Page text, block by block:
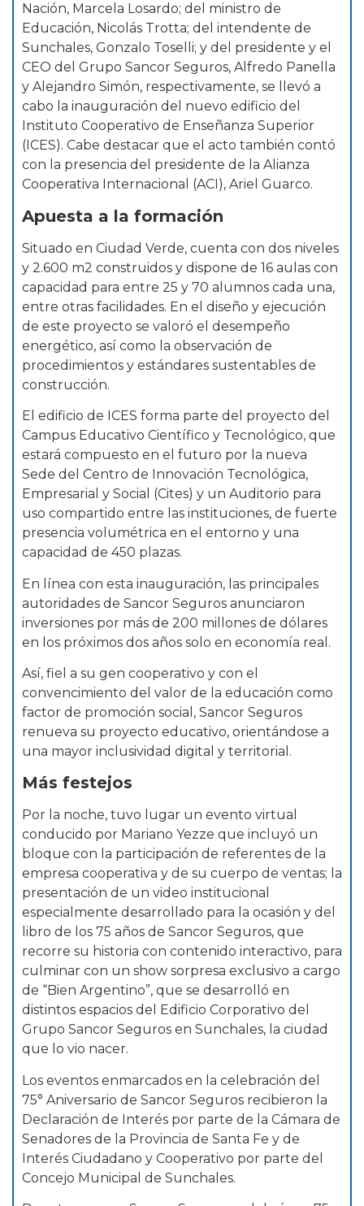
Nación, Marcela Losardo; del ministro de
Educación, Nicolás Trotta; del intendente de
Sunchales, Gonzalo Toselli; y del presidente y el
CEO del Grupo Sancor Seguros, Alfredo Panella
y Alejandro Simón, respectivamente, se llevó a
cabo la inauguración del nuevo edificio del
Instituto Cooperativo de Enseñanza Superior
(ICES). Cabe destacar que el acto también contó
con la presencia del presidente de la Alianza
Cooperativa Internacional (ACI), Ariel Guarco.
Apuesta a la formación
Situado en Ciudad Verde, cuenta con dos niveles
y 2.600 m2 construidos y dispone de 16 aulas con
capacidad para entre 25 y 70 alumnos cada una,
entre otras facilidades. En el diseño y ejecución
de este proyecto se valoró el desempeño
energético, así como la observación de
procedimientos y estándares sustentables de
construcción.
El edificio de ICES forma parte del proyecto del
Campus Educativo Científico y Tecnológico, que
estará compuesto en el futuro por la nueva
Sede del Centro de Innovación Tecnológica,
Empresarial y Social (Cites) y un Auditorio para
uso compartido entre las instituciones, de fuerte
presencia volumétrica en el entorno y una
capacidad de 450 plazas.
En línea con esta inauguración, las principales
autoridades de Sancor Seguros anunciaron
inversiones por más de 200 millones de dólares
en los próximos dos años solo en economía real.
Así, fiel a su gen cooperativo y con el
convencimiento del valor de la educación como
factor de promoción social, Sancor Seguros
renueva su proyecto educativo, orientándose a
una mayor inclusividad digital y territorial.
Más festejos
Por la noche, tuvo lugar un evento virtual
conducido por Mariano Yezze que incluyó un
bloque con la participación de referentes de la
empresa cooperativa y de su cuerpo de ventas; la
presentación de un video institucional
especialmente desarrollado para la ocasión y del
libro de los 75 años de Sancor Seguros, que
recorre su historia con contenido interactivo, para
culminar con un show sorpresa exclusivo a cargo
de “Bien Argentino”, que se desarrolló en
distintos espacios del Edificio Corporativo del
Grupo Sancor Seguros en Sunchales, la ciudad
que lo vio nacer.
Los eventos enmarcados en la celebración del
75° Aniversario de Sancor Seguros recibieron la
Declaración de Interés por parte de la Cámara de
Senadores de la Provincia de Santa Fe y de
Interés Ciudadano y Cooperativo por parte del
Concejo Municipal de Sunchales.